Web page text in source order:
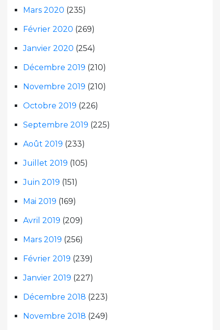
Mars 2020 (235)
Février 2020 (269)
Janvier 2020 (254)
Décembre 2019 (210)
Novembre 2019 (210)
Octobre 2019 (226)
Septembre 2019 (225)
Août 2019 (233)
Juillet 2019 (105)
Juin 2019 (151)
Mai 2019 (169)
Avril 2019 (209)
Mars 2019 (256)
Février 2019 (239)
Janvier 2019 (227)
Décembre 2018 (223)
Novembre 2018 (249)